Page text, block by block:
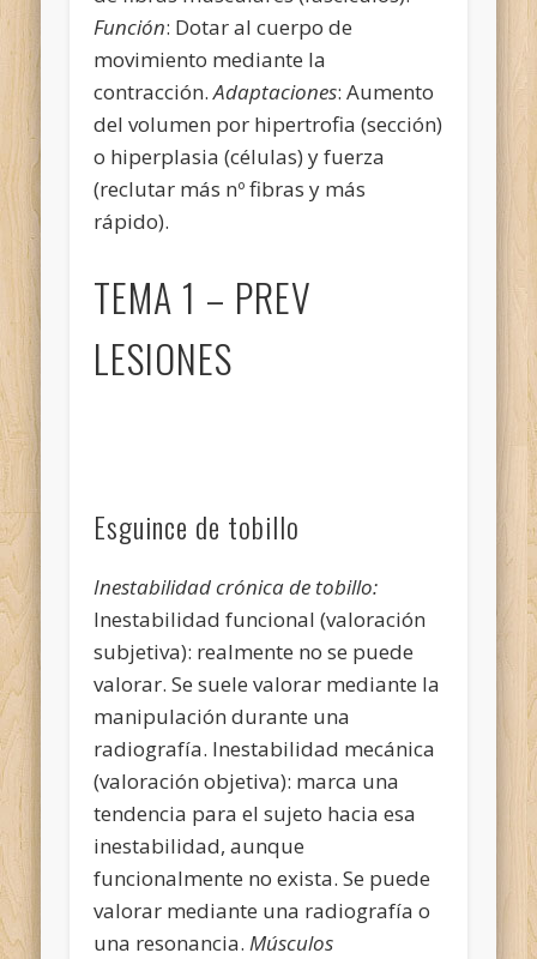
Función: Dotar al cuerpo de
movimiento mediante la
contracción.Adaptaciones: Aumento
del volumen por hipertrofia (sección)
o hiperplasia (células) y fuerza
(reclutar más nº fibras y más
rápido).
TEMA 1 – PREV
LESIONES
Esguince de tobillo
Inestabilidad crónica de tobillo:
Inestabilidad funcional (valoración
subjetiva): realmente no se puede
valorar. Se suele valorar mediante la
manipulación durante una
radiografía. Inestabilidad mecánica
(valoración objetiva): marca una
tendencia para el sujeto hacia esa
inestabilidad, aunque
funcionalmente no exista. Se puede
valorar mediante una radiografía o
una resonancia.Músculos